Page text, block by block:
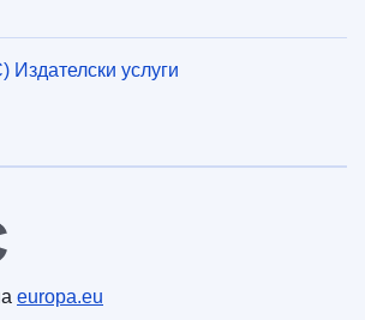
Издателски услуги
europa.eu